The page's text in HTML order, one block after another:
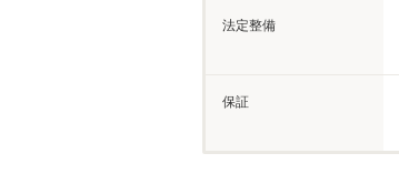
法定整備
保証